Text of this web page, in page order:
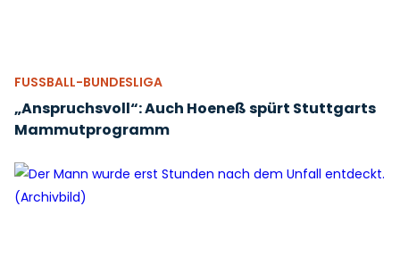
FUSSBALL-BUNDESLIGA
„Anspruchsvoll“: Auch Hoeneß spürt Stuttgarts
Mammutprogramm